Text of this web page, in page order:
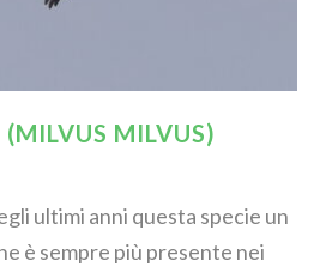
MILVUS)
ultimi anni questa specie un
è sempre più presente nei